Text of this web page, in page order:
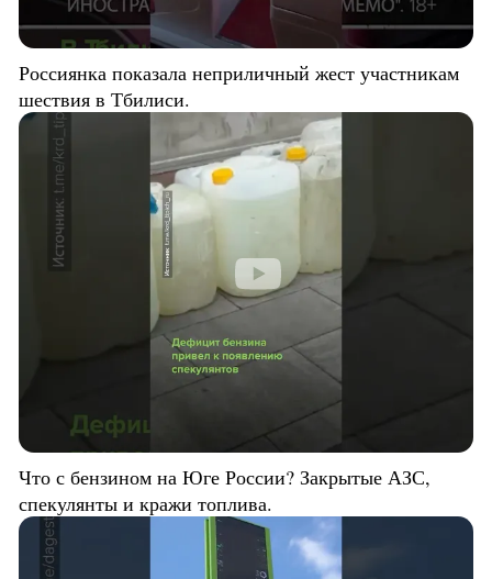
Россиянка показала неприличный жест участникам
шествия в Тбилиси.
Что с бензином на Юге России? Закрытые АЗС,
спекулянты и кражи топлива.